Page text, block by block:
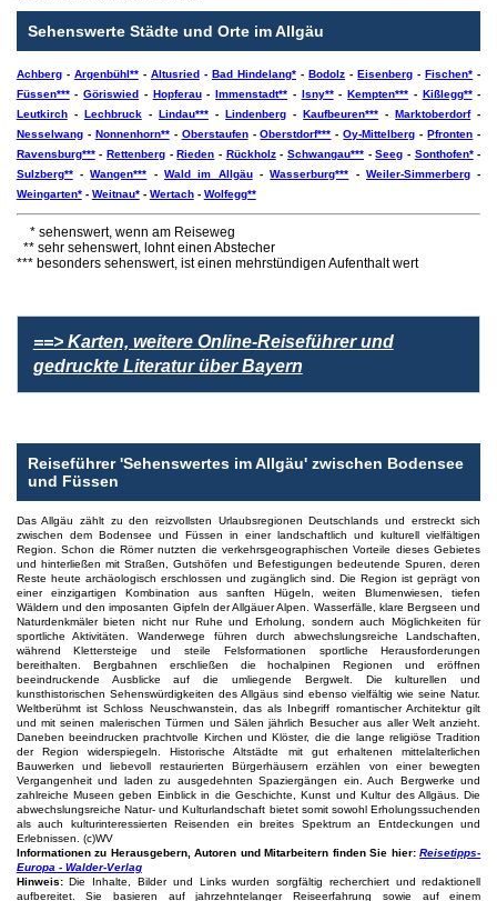
Sehenswerte Städte und Orte im Allgäu
Achberg- Argenbühl**- Altusried- Bad Hindelang* -Bodolz -Eisenberg -Fischen* -
Füssen***-Göriswied - Hopferau-Immenstadt** - Isny**-Kempten*** - Kißlegg**-
Leutkirch- Lechbruck- Lindau***-Lindenberg -Kaufbeuren*** -Marktoberdorf-
Nesselwang- Nonnenhorn**- Oberstaufen-Oberstdorf*** -Oy-Mittelberg -Pfronten -
Ravensburg***-Rettenberg -Rieden - Rückholz-Schwangau*** -Seeg - Sonthofen*-
Sulzberg**-Wangen*** -Wald im Allgäu-Wasserburg*** - Weiler-Simmerberg -
Weingarten*- Weitnau*- Wertach- Wolfegg**
* sehenswert, wenn am Reiseweg
** sehr sehenswert, lohnt einen Abstecher
*** besonders sehenswert, ist einen mehrstündigen Aufenthalt wert
==> Karten, weitere Online-Reiseführer und
gedruckte Literatur über Bayern
Reiseführer 'Sehenswertes im Allgäu' zwischen Bodensee
und Füssen
Das Allgäu zählt zu den reizvollsten Urlaubsregionen Deutschlands und erstreckt sich
zwischen dem Bodensee und Füssen in einer landschaftlich und kulturell vielfältigen
Region. Schon die Römer nutzten die verkehrsgeographischen Vorteile dieses Gebietes
und hinterließen mit Straßen, Gutshöfen und Befestigungen bedeutende Spuren, deren
Reste heute archäologisch erschlossen und zugänglich sind. Die Region ist geprägt von
einer einzigartigen Kombination aus sanften Hügeln, weiten Blumenwiesen, tiefen
Wäldern und den imposanten Gipfeln der Allgäuer Alpen. Wasserfälle, klare Bergseen und
Naturdenkmäler bieten nicht nur Ruhe und Erholung, sondern auch Möglichkeiten für
sportliche Aktivitäten. Wanderwege führen durch abwechslungsreiche Landschaften,
während Klettersteige und steile Felsformationen sportliche Herausforderungen
bereithalten. Bergbahnen erschließen die hochalpinen Regionen und eröffnen
beeindruckende Ausblicke auf die umliegende Bergwelt. Die kulturellen und
kunsthistorischen Sehenswürdigkeiten des Allgäus sind ebenso vielfältig wie seine Natur.
Weltberühmt ist Schloss Neuschwanstein, das als Inbegriff romantischer Architektur gilt
und mit seinen malerischen Türmen und Sälen jährlich Besucher aus aller Welt anzieht.
Daneben beeindrucken prachtvolle Kirchen und Klöster, die die lange religiöse Tradition
der Region widerspiegeln. Historische Altstädte mit gut erhaltenen mittelalterlichen
Bauwerken und liebevoll restaurierten Bürgerhäusern erzählen von einer bewegten
Vergangenheit und laden zu ausgedehnten Spaziergängen ein. Auch Bergwerke und
zahlreiche Museen geben Einblick in die Geschichte, Kunst und Kultur des Allgäus. Die
abwechslungsreiche Natur- und Kulturlandschaft bietet somit sowohl Erholungssuchenden
als auch kulturinteressierten Reisenden ein breites Spektrum an Entdeckungen und
Erlebnissen. (c)WV
Informationen zu Herausgebern, Autoren und Mitarbeitern finden Sie hier:Reisetipps-
Europa - Walder-Verlag
Hinweis:Die Inhalte, Bilder und Links wurden sorgfältig recherchiert und redaktionell
aufbereitet. Sie basieren auf jahrzehntelanger Reiseerfahrung sowie auf einem